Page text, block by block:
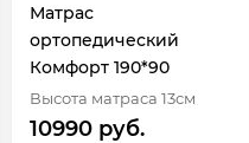
Матрас
ортопедический
Комфорт 190*90
Высота матраса 13см
10990 руб.